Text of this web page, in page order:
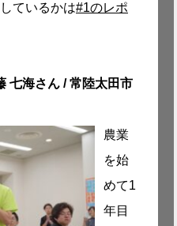
ているかは#1のレポ
七海さん / 常陸太田市
農業
を始
めて1
年目